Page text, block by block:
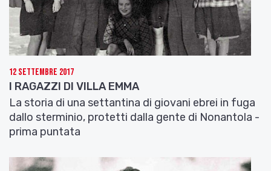
12 Settembre 2017
I RAGAZZI DI VILLA EMMA
La storia di una settantina di giovani ebrei in fuga
dallo sterminio, protetti dalla gente di Nonantola -
prima puntata